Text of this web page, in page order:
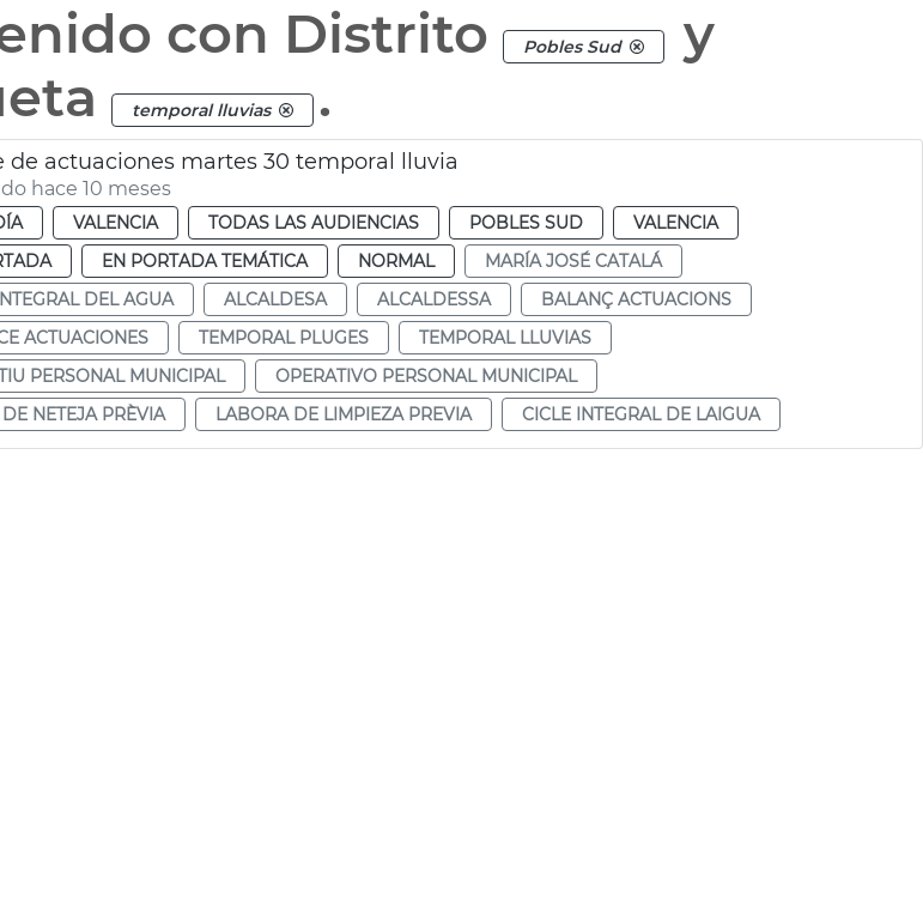
con Distrito Pobles Sud
y
temporal lluvias .
de actuaciones martes 30 temporal lluvia
hace 10 meses
VALENCIA TODAS LAS AUDIENCIAS POBLES SUD
VALENCIA
EN PORTADA TEMÁTICA NORMAL
MARÍA JOSÉ CATALÁ
DEL AGUA
ALCALDESA ALCALDESSA
BALANÇ ACTUACIONS
ACTUACIONES
TEMPORAL PLUGES
TEMPORAL LLUVIAS
PERSONAL MUNICIPAL
OPERATIVO PERSONAL MUNICIPAL
NETEJA PRÈVIA
LABORA DE LIMPIEZA PREVIA CICLE INTEGRAL DE LAIGUA